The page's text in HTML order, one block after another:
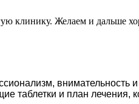
клинику. Желаем и дальше
внимательность
таблетки и план лечения,